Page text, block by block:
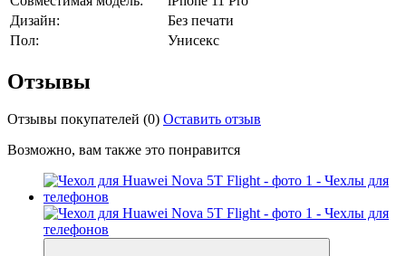
Дизайн:
Без печати
Пол:
Унисекс
Отзывы
Отзывы покупателей (0) Оставить отзыв
Возможно, вам также это понравится